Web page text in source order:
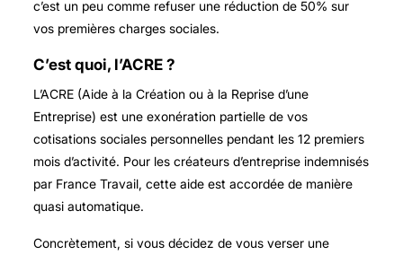
c’est un peu comme refuser une réduction de 50% sur
vos premières charges sociales.
C’est quoi, l’ACRE ?
L’ACRE (Aide à la Création ou à la Reprise d’une
Entreprise) est une exonération partielle de vos
cotisations sociales personnelles pendant les 12 premiers
mois d’activité. Pour les créateurs d’entreprise indemnisés
par France Travail, cette aide est accordée de manière
quasi automatique.
Concrètement, si vous décidez de vous verser une